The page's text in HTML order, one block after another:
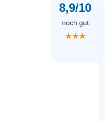
8,9/10
noch gut
★★★